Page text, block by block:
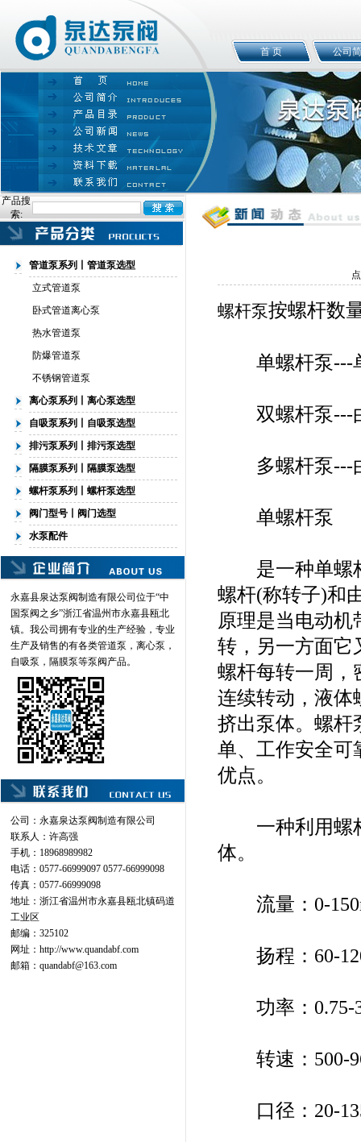
首 页 公司
产品搜
索:
管道泵系列丨管道泵选型
立式管道泵
卧式管道离心泵
热水管道泵
防爆管道泵
不锈钢管道泵
离心泵系列丨离心泵选型
自吸泵系列丨自吸泵选型
排污泵系列丨排污泵选型
隔膜泵系列丨隔膜泵选型
螺杆泵系列丨螺杆泵选型
阀门型号丨阀门选型
水泵配件
永嘉县泉达泵阀制造有限公司位于“中
国泵阀之乡”浙江省温州市永嘉县瓯北
镇。我公司拥有专业的生产经验，专业
生产及销售的有各类管道泵 ，离心泵，
自吸泵，隔膜泵等泵阀产品。
公司：永嘉泉达泵阀制造有限公司
联系人：许高强
手机：18968989982
电话：0577-66999097 0577-66999098
传真：0577-66999098
地址：浙江省温州市永嘉县瓯北镇码道
工业区
邮编：325102
网址： http://www.quandabf.com
邮箱： quandabf@163.com
螺杆泵按螺杆数
单螺杆泵---单
双螺杆泵---由
多螺杆泵---由
单螺杆泵
是一种单螺杆
螺杆(称转子)和
原理是当电动
转，另一方面它
螺杆每转一周，
连续转动，液体
挤出泵体。螺杆
单、工作安全可
优点。
一种利用螺杆
体。
流量：0-
扬程：60-
功率：0.75-
转速：500-
口径：20-